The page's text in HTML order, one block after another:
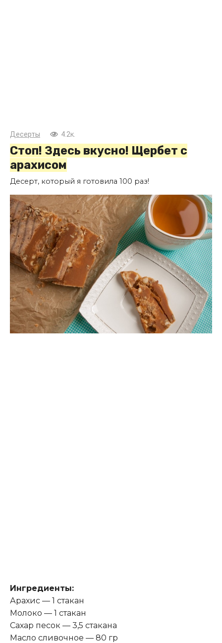
Десерты 4.2к.
Стоп! Здесь вкусно! Щербет с
арахисом
Десерт, который я готовила 100 раз!
Ингредиенты:
Арахис — 1 стакан
Молоко — 1 стакан
Сахар песок — 3,5 стакана
Масло сливочное — 80 гр